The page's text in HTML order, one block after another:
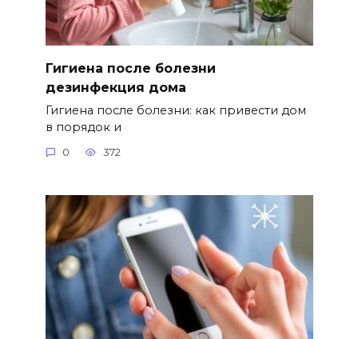
Гигиена после болезни
дезинфекция дома
Гигиена после болезни: как привести дом
в порядок и
0 372